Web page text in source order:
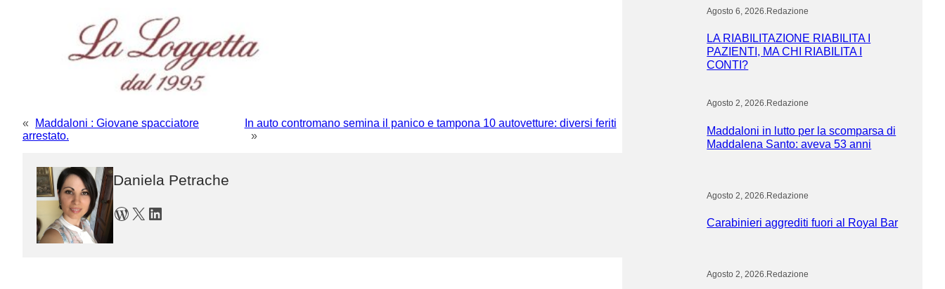
«
Maddaloni : Giovane spacciatore
arrestato.
In auto contromano semina il panico e tampona 10 autovetture: diversi feriti
»
Daniela Petrache
WordPress X LinkedIn
Agosto 6, 2026 Redazione
LA RIABILITAZIONE RIABILITA I
PAZIENTI, MA CHI RIABILITA I
CONTI?
Agosto 2, 2026.Redazione
Maddaloni in lutto per la scomparsa di
Maddalena Santo: aveva 53 anni
Agosto 2, 2026 Redazione
Carabinieri aggrediti fuori al Royal Bar
Agosto 2, 2026.Redazione